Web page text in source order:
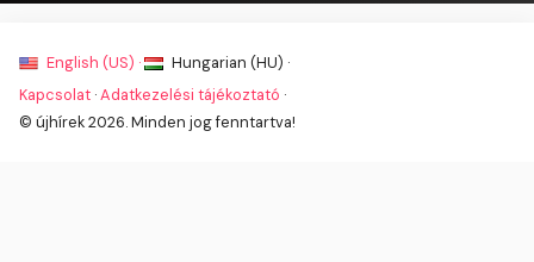
English (US) ·
Hungarian (HU) ·
Kapcsolat ·Adatkezelési tájékoztató ·
© újhírek 2026. Minden jog fenntartva!